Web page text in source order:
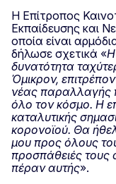
Η Επίτροπος
Εκπαίδευσης και
οποία είναι
δήλωσε σχετικά «Η
δυνατότητα
Όμικρον,
νέας παραλλαγής
όλο τον κόσμο. Η
καταλυτικής
κορονοϊού. Θα
μου προς όλους
προσπάθειές τους
πέραν αυτής».